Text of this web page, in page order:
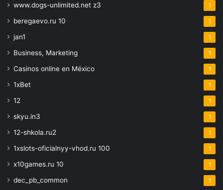
www.dogs-unlimited.net z3 1
beregaevo.ru 10 1
jan1 1
Business, Marketing 1
Casinos online en México 1
1xBet 1
12 1
skyu.in3 1
12-shkola.ru2 1
1xslots-oficialnyy-vhod.ru 100 1
x10games.ru 10 1
dec_pb_common 1